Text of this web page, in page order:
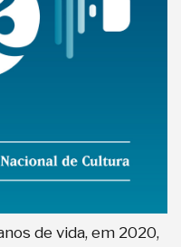
de vida, em 2020,